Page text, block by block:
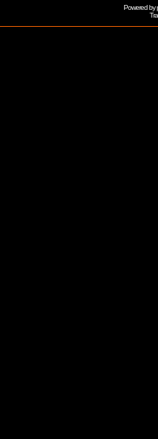
Powered by